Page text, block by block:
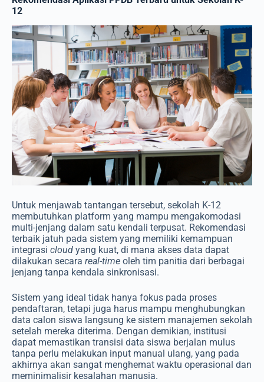
12
Untuk menjawab tantangan tersebut, sekolah K-12
membutuhkan platform yang mampu mengakomodasi
multi-jenjang dalam satu kendali terpusat. Rekomendasi
terbaik jatuh pada sistem yang memiliki kemampuan
integrasi cloud yang kuat, di mana akses data dapat
dilakukan secara real-time oleh tim panitia dari berbagai
jenjang tanpa kendala sinkronisasi.
Sistem yang ideal tidak hanya fokus pada proses
pendaftaran, tetapi juga harus mampu menghubungkan
data calon siswa langsung ke sistem manajemen sekolah
setelah mereka diterima. Dengan demikian, institusi
dapat memastikan transisi data siswa berjalan mulus
tanpa perlu melakukan input manual ulang, yang pada
akhirnya akan sangat menghemat waktu operasional dan
meminimalisir kesalahan manusia.